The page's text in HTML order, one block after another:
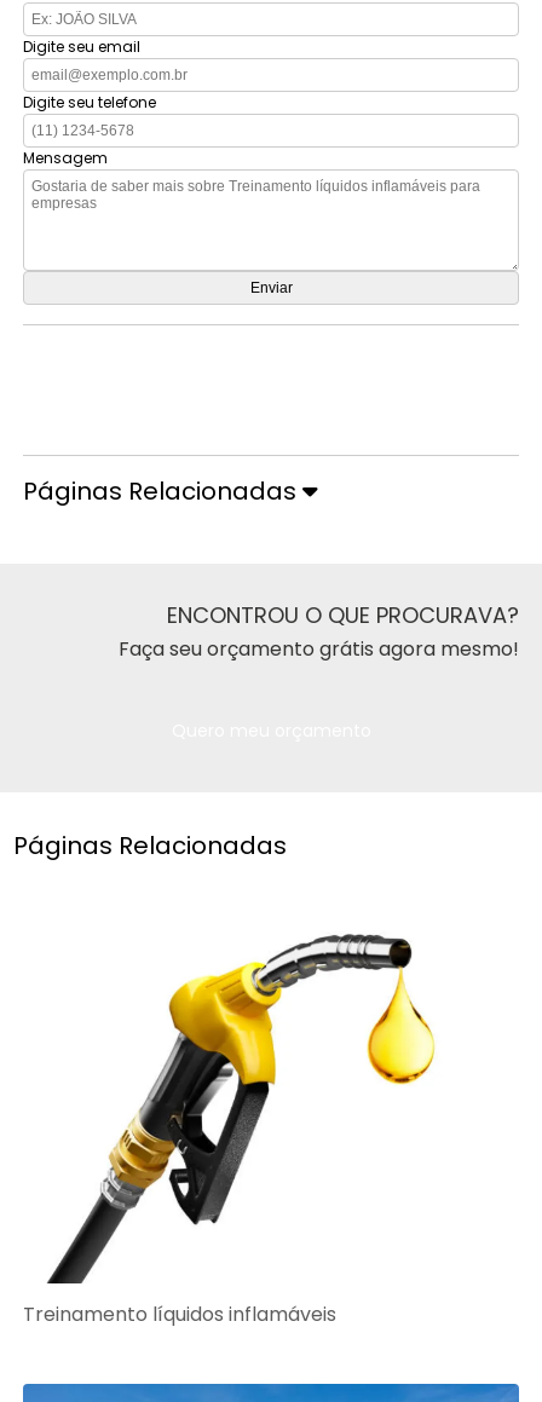
Digite seu email
Digite seu telefone
Mensagem
Páginas Relacionadas
ENCONTROU O QUE PROCURAVA?
Faça seu orçamento grátis agora mesmo!
Páginas Relacionadas
Treinamento líquidos inflamáveis